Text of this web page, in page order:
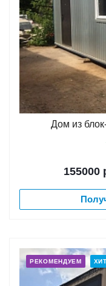
Дом из
155000
РЕКОМЕНДУЕМ ХИТ